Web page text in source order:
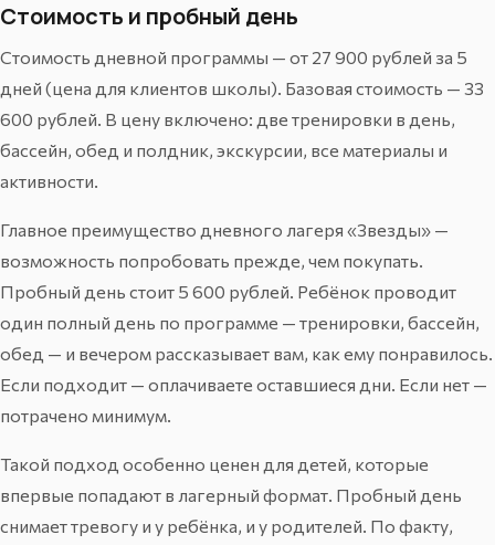
Стоимость и пробный день
Стоимость дневной программы — от 27 900 рублей за 5
дней (цена для клиентов школы). Базовая стоимость — 33
600 рублей. В цену включено: две тренировки в день,
бассейн, обед и полдник, экскурсии, все материалы и
активности.
Главное преимущество дневного лагеря «Звезды» —
возможность попробовать прежде, чем покупать.
Пробный день стоит 5 600 рублей. Ребёнок проводит
один полный день по программе — тренировки, бассейн,
обед — и вечером рассказывает вам, как ему понравилось.
Если подходит — оплачиваете оставшиеся дни. Если нет —
потрачено минимум.
Такой подход особенно ценен для детей, которые
впервые попадают в лагерный формат. Пробный день
снимает тревогу и у ребёнка, и у родителей. По факту,